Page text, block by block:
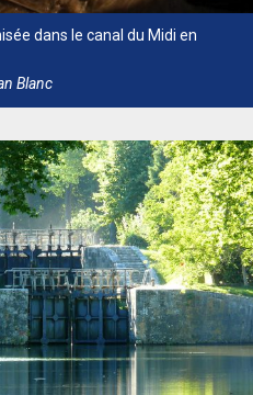
dans le canal du Midi en
Blanc